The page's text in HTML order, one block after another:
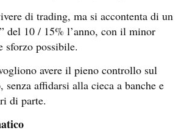
di trading, ma si accontenta di un
del 10 / 15% l’anno, con il minor
sforzo possibile.
avere il pieno controllo sul
affidarsi alla cieca a banche e
di parte.